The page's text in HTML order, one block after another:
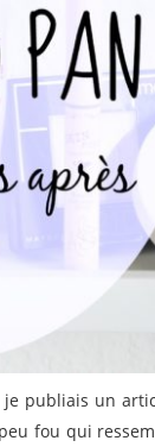
je publiais un
fou qui